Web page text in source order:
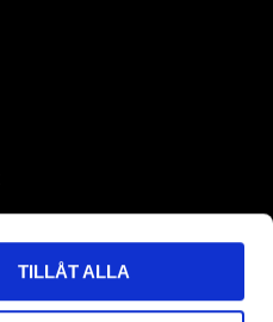
TILLÅT ALLA